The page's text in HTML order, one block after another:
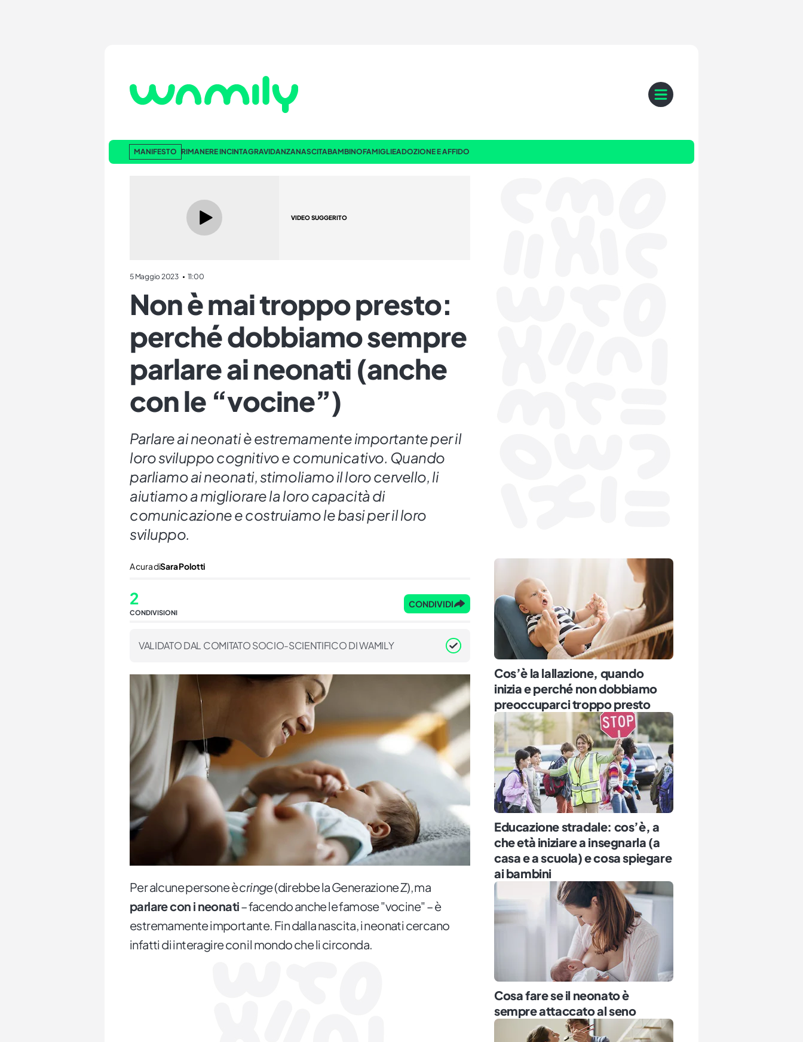
MANIFESTO RIMANERE INCINTAGRAVIDANZANASCITABAMBINOFAMIGLIEADOZIONE E AFFIDO
VIDEO SUGGERITO
5 Maggio 2023 11:00
Non è mai troppo presto:
perché dobbiamo sempre
parlare ai neonati (anche
con le “vocine”)
Parlare ai neonati è estremamente importante per il
loro sviluppo cognitivo e comunicativo. Quando
parliamo ai neonati, stimoliamo il loro cervello, li
aiutiamo a migliorare la loro capacità di
comunicazione e costruiamo le basi per il loro
sviluppo.
A cura diSara Polotti
2
CONDIVISIONI
CONDIVIDI
VALIDATO DAL COMITATO SOCIO-SCIENTIFICO DI WAMILY
Per alcune persone ècringe(direbbe la Generazione Z), ma
parlare con i neonati– facendo anche le famose "vocine" – è
estremamente importante. Fin dalla nascita, i neonati cercano
infatti di interagire con il mondo che li circonda.
Cos’è la lallazione, quando
inizia e perché non dobbiamo
preoccuparci troppo presto
Educazione stradale: cos’è, a
che età iniziare a insegnarla (a
casa e a scuola) e cosa spiegare
ai bambini
Cosa fare se il neonato è
sempre attaccato al seno